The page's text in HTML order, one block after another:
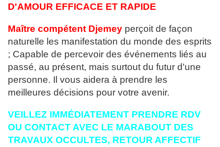
D'AMOUR EFFICACE ET RAPIDE
Maître compétent Djemey perçoit de façon
naturelle les manifestation du monde des esprits
; Capable de percevoir des événements liés au
passé, au présent, mais surtout du futur d'une
personne. Il vous aidera à prendre les
meilleures décisions pour votre avenir.
VEILLEZ IMMÉDIATEMENT PRENDRE RDV
OU CONTACT AVEC LE MARABOUT DES
TRAVAUX OCCULTES, RETOUR AFFECTIF